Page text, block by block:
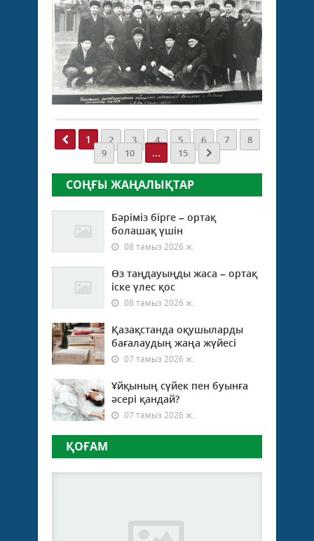
Қоғам
30
мамыр 2025
0
Толығырақ
1 2 3 4 5 6 7
8
9
10 ... 15
СОҢҒЫ ЖАҢАЛЫҚТАР
Бәріміз бірге – ортақ
болашақ үшін
08 тамыз 2026 ж.
Өз таңдауыңды жаса – ортақ
іске үлес қос
08 тамыз 2026 ж.
Қазақстанда оқушыларды
бағалаудың жаңа жүйесі
07 тамыз 2026 ж.
Ұйқының сүйек пен буынға
әсері қандай?
07 тамыз 2026 ж.
ҚОҒАМ